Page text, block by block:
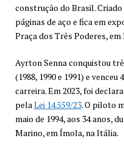
construção do Brasil. Criado
páginas de aço e fica em
Praça dos Três Poderes,
Ayrton Senna conquistou
(1988, 1990 e 1991) e
carreira. Em 2023, foi
pela Lei 14.559/23. O piloto
maio de 1994, aos 34 anos,
Marino, em Ímola, na Itália.